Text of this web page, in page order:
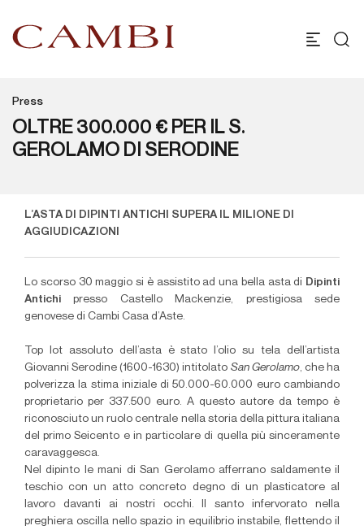
Press
OLTRE 300.000 € PER IL S.
GEROLAMO DI SERODINE
L’ASTA DI DIPINTI ANTICHI SUPERA IL MILIONE DI
AGGIUDICAZIONI
Lo scorso 30 maggio si è assistito ad una bella asta di Dipinti
Antichi presso Castello Mackenzie, prestigiosa sede
genovese di Cambi Casa d’Aste.
Top lot assoluto dell’asta è stato l’olio su tela dell’artista
Giovanni Serodine (1600-1630) intitolato San Gerolamo, che ha
polverizza la stima iniziale di 50.000-60.000 euro cambiando
proprietario per 337.500 euro. A questo autore da tempo è
riconosciuto un ruolo centrale nella storia della pittura italiana
del primo Seicento e in particolare di quella più sinceramente
caravaggesca.
Nel dipinto le mani di San Gerolamo afferrano saldamente il
teschio con un atto concreto degno di un plasticatore al
lavoro davanti ai nostri occhi. Il santo infervorato nella
preghiera oscilla nello spazio in equilibrio instabile, flettendo il